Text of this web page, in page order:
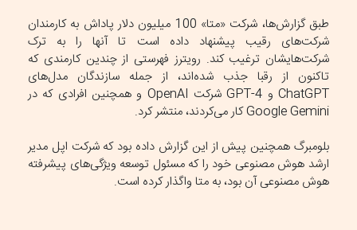
طبق گزارش‌ها، شرکت «متا» 100 میلیون دلار پاداش به کارمندان
شرکت‌های رقیب پیشنهاد داده است تا آنها را به ترک
شرکت‌هایشان ترغیب کند. رویترز فهرستی از چندین کارمندی که
تاکنون از رقبا جذب شده‌اند، از جمله سازندگان مدل‌های
ChatGPT و GPT-4 شرکت OpenAI و همچنین افرادی که در
Google Gemini کار می‌کردند، منتشر کرد.
بلومبرگ همچنین پیش از این گزارش داده بود که شرکت اپل مدیر
ارشد هوش مصنوعی خود را که مسئول توسعه ویژگی‌های پیشرفته
هوش مصنوعی آن بود، به متا واگذار کرده است.